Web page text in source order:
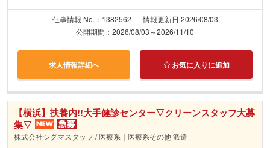
仕事情報 No.：1382562
情報更新日 2026/08/03
公開期間：2026/08/03～2026/11/10
求人情報詳細へ お気に入りに追加
【横浜】扶養内!!大手健診センター▽クリーンスタッフ大募
集▽
株式会社シグマスタッフ / 医療系｜医療系その他 派遣